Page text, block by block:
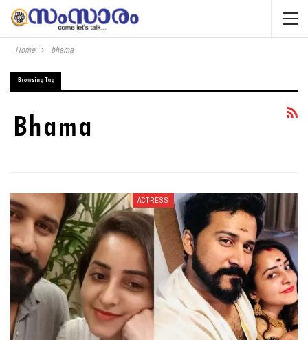
Home bhama
Browsing Tag
Bhama
ACTRESS